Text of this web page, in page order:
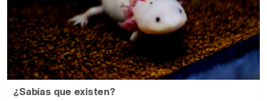
¿Sabías que existen?